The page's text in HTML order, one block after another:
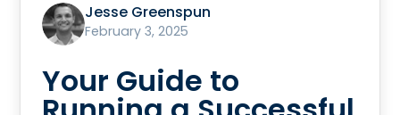
Jesse Greenspun
February 3, 2025
Your Guide to